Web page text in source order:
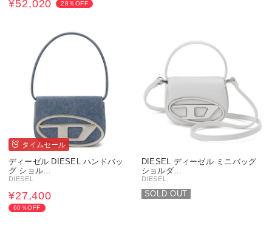
¥52,020 28％OFF
タイムセール
ディーゼル DIESEL ハンドバッ
グ ショル…
DIESEL
¥27,400
60％OFF
DIESEL ディーゼル ミニバッグ
ショルダ…
DIESEL
SOLD OUT